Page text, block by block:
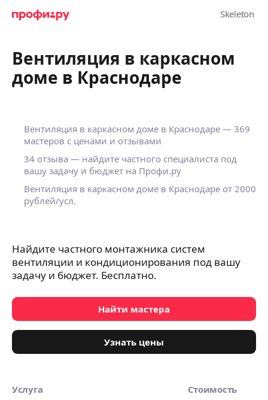
Вентиляция в каркасном
доме в Краснодаре
Вентиляция в каркасном доме в Краснодаре — 369
мастеров с ценами и отзывами
34 отзыва — найдите частного специалиста под
вашу задачу и бюджет на Профи.ру
Вентиляция в каркасном доме в Краснодаре от 2000
рублей/усл.
Найдите частного монтажника систем
вентиляции и кондиционирования под вашу
задачу и бюджет. Бесплатно.
Найти мастера
Узнать цены
Услуга Стоимость